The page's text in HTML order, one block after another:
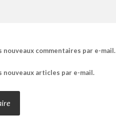
nouveaux commentaires par e-mail.
nouveaux articles par e-mail.